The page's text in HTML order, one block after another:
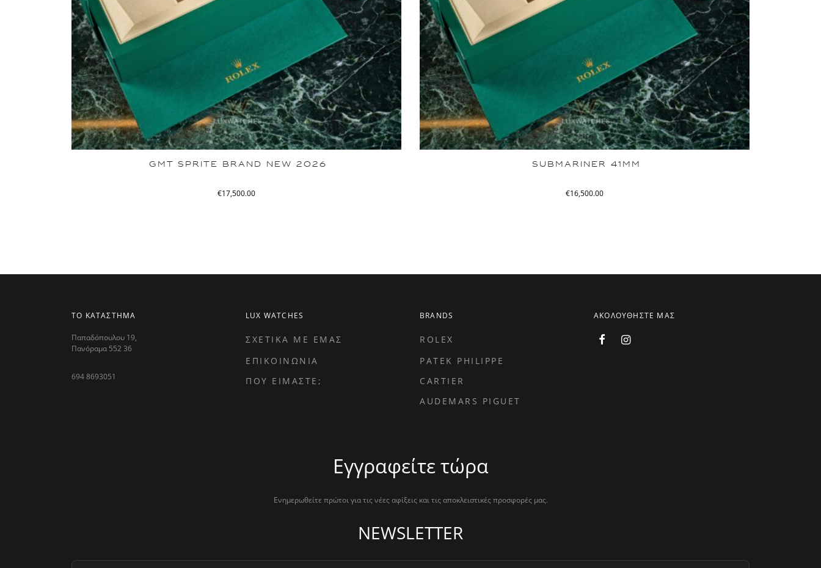
GMT SPRITE BRAND NEW 2026
€17,500.00
SUBMARINER 41MM
€16,500.00
ΤΟ ΚΑΤΑΣΤΗΜΑ
Παπαδόπουλου 19,
Πανόραμα 552 36
694 8693051
LUX WATCHES
ΣΧΕΤΙΚΑ ΜΕ ΕΜΑΣ
ΕΠΙΚΟΙΝΩΝΙΑ
ΠΟΥ ΕΙΜΑΣΤΕ;
BRANDS
ROLEX
PATEK PHILIPPE
CARTIER
AUDEMARS PIGUET
ΑΚΟΛΟΥΘΗΣΤΕ ΜΑΣ
Εγγραφείτε τώρα
Ενημερωθείτε πρώτοι για τις νέες αφίξεις και τις αποκλειστικές προσφορές μας.
NEWSLETTER